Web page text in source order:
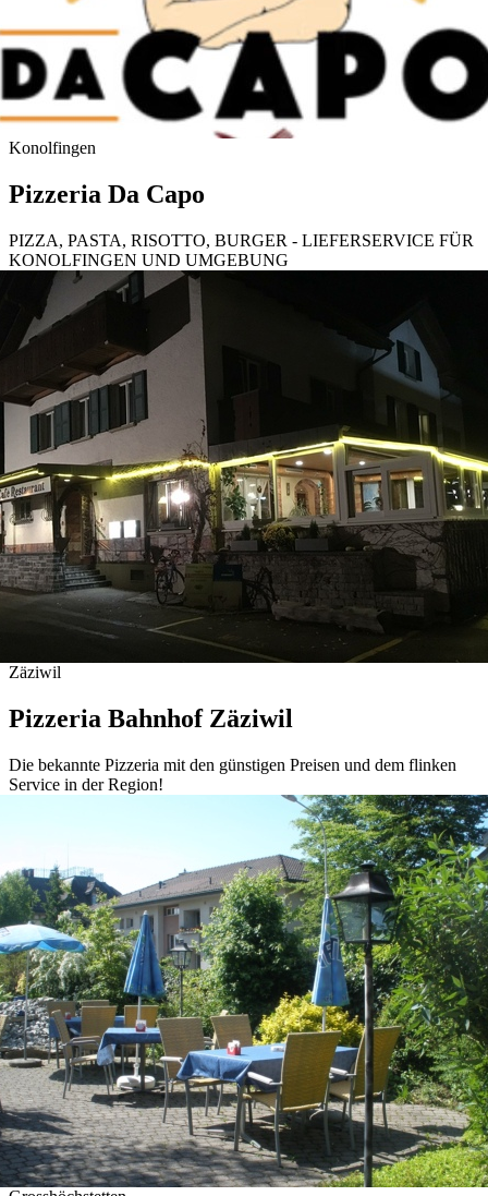
Konolfingen
Pizzeria Da Capo
PIZZA, PASTA, RISOTTO, BURGER - LIEFERSERVICE FÜR
KONOLFINGEN UND UMGEBUNG
Zäziwil
Pizzeria Bahnhof Zäziwil
Die bekannte Pizzeria mit den günstigen Preisen und dem flinken
Service in der Region!